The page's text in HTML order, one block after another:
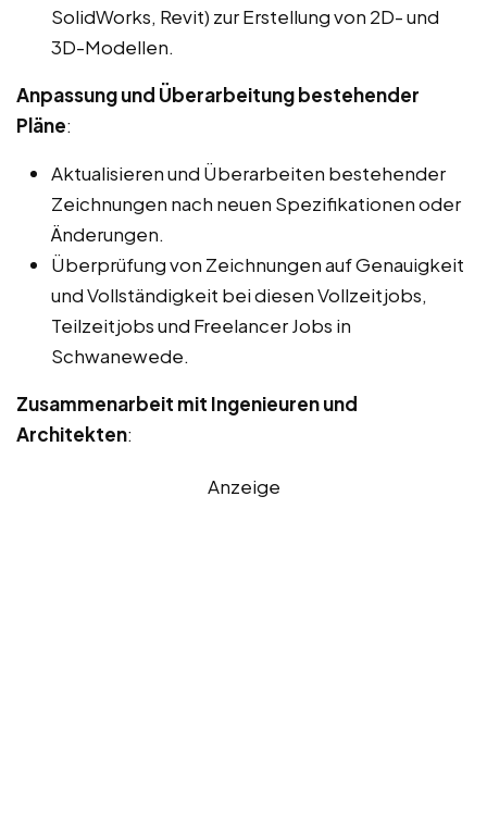
SolidWorks, Revit) zur Erstellung von 2D- und
3D-Modellen.
Anpassung und Überarbeitung bestehender
Pläne:
Aktualisieren und Überarbeiten bestehender
Zeichnungen nach neuen Spezifikationen oder
Änderungen.
Überprüfung von Zeichnungen auf Genauigkeit
und Vollständigkeit bei diesen Vollzeitjobs,
Teilzeitjobs und Freelancer Jobs in
Schwanewede.
Zusammenarbeit mit Ingenieuren und
Architekten:
Anzeige